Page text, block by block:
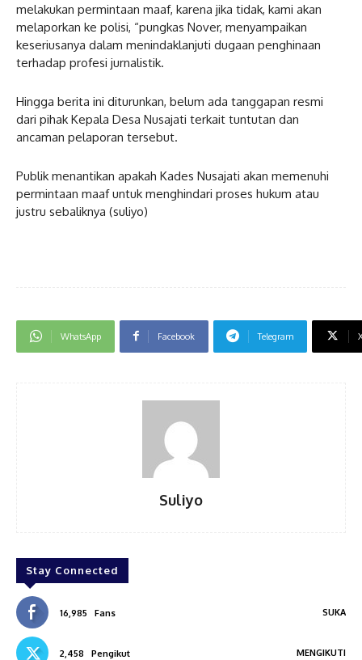
melakukan permintaan maaf, karena jika tidak, kami akan
melaporkan ke polisi, “pungkas Nover, menyampaikan
keseriusanya dalam menindaklanjuti dugaan penghinaan
terhadap profesi jurnalistik.
​Hingga berita ini diturunkan, belum ada tanggapan resmi
dari pihak Kepala Desa Nusajati terkait tuntutan dan
ancaman pelaporan tersebut.
Publik menantikan apakah Kades Nusajati akan memenuhi
permintaan maaf untuk menghindari proses hukum atau
justru sebaliknya (suliyo)
WhatsApp Facebook Telegram
Suliyo
Stay Connected
16,985 Fans SUKA
2,458 Pengikut MENGIKUTI